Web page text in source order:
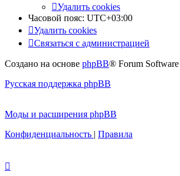
Удалить cookies
Часовой пояс: UTC+03:00
Удалить cookies
Связаться с администрацией
Создано на основе phpBB® Forum
Русская поддержка phpBB
Моды и расширения phpBB
Конфиденциальность | Правила